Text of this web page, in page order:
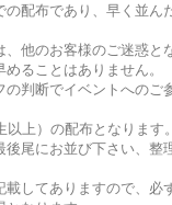
配布であり、早く並
他のお客様のご迷惑と
ることはありません。
判断でイベントへのご
上）の配布となります。
尾にお並び下さい、整
してありますので、必